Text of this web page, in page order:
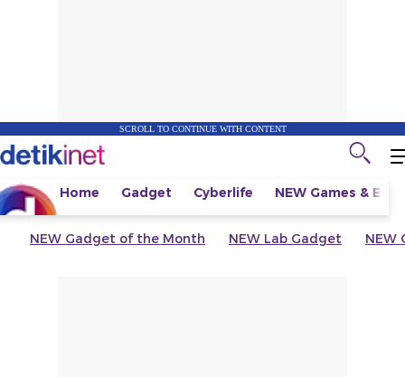
SCROLL TO CONTINUE WITH CONTENT
Home Gadget Cyberlife NEW Games &
NEW Gadget of the Month NEW Lab Gadget NEW